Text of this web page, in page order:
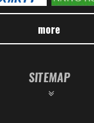
more
SITEMAP